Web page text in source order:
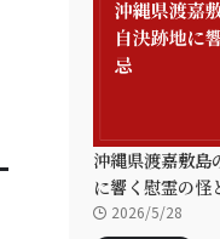
沖縄県渡嘉敷島
に響く慰霊の怪
2026/5/28